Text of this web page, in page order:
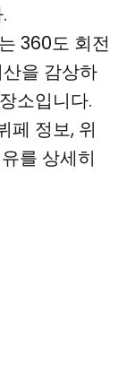
는 360도 회전
을 감상하
소입니다.
페 정보, 위
를 상세히